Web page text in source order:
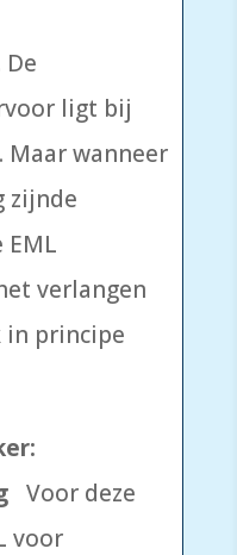
ligt bij
Maar wanneer
zijnde
verlangen
in principe
Voor deze
voor